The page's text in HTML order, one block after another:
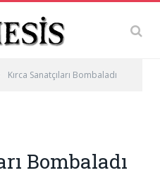
Kırca Sanatçıları Bombaladı
Bombaladı